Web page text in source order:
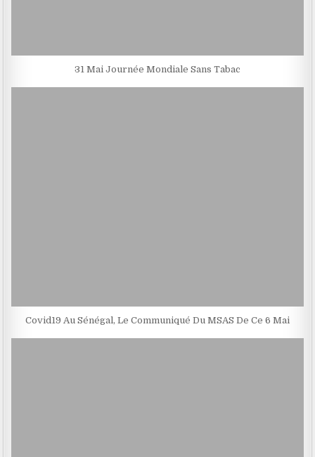
31 Mai Journée Mondiale Sans Tabac
Covid19 Au Sénégal, Le Communiqué Du MSAS De Ce 6 Mai